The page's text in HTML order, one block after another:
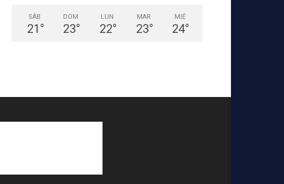
SÁB
21 °
DOM
23°
LUN
22°
MAR
23°
MIÉ
24°